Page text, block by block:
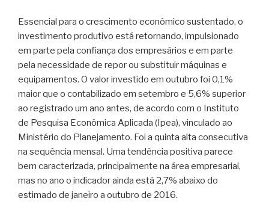
Essencial para o crescimento econômico sustentado, o
investimento produtivo está retornando, impulsionado
em parte pela confiança dos empresários e em parte
pela necessidade de repor ou substituir máquinas e
equipamentos. O valor investido em outubro foi 0,1%
maior que o contabilizado em setembro e 5,6% superior
ao registrado um ano antes, de acordo com o Instituto
de Pesquisa Econômica Aplicada (Ipea), vinculado ao
Ministério do Planejamento. Foi a quinta alta consecutiva
na sequência mensal. Uma tendência positiva parece
bem caracterizada, principalmente na área empresarial,
mas no ano o indicador ainda está 2,7% abaixo do
estimado de janeiro a outubro de 2016.